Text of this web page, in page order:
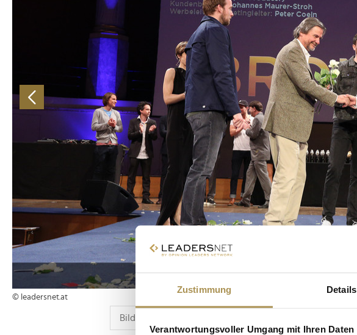
Zustimmung Details
Verantwortungsvoller Umgang mit Ihren Daten
© leadersnet.at